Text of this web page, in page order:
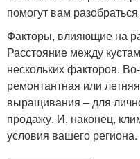
помогут вам
Факторы, влияющие на
Расстояние между
нескольких факторов.
ремонтантная или
выращивания – для
продажу. И, наконец,
условия вашего региона.